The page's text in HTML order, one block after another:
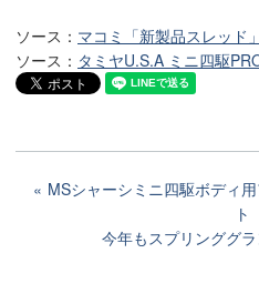
ソース： マコミ「新製品スレッド」
ソース： タミヤU.S.A ミニ四駆
MSシャーシミニ四駆ボディ
ト
今年もスプリンググ